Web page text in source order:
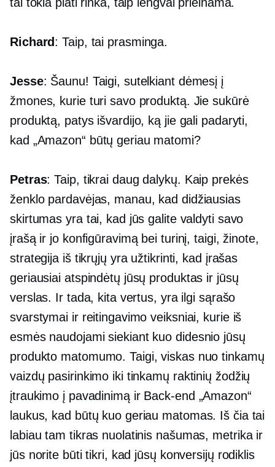
Richard: Taip, tai prasminga.
Jesse: Šaunu! Taigi, sutelkiant dėmesį į
žmones, kurie turi savo produktą. Jie sukūrė
produktą, patys išvardijo, ką jie gali padaryti,
kad „Amazon“ būtų geriau matomi?
Petras: Taip, tikrai daug dalykų. Kaip prekės
ženklo pardavėjas, manau, kad didžiausias
skirtumas yra tai, kad jūs galite valdyti savo
įrašą ir jo konfigūravimą bei turinį, taigi, žinote,
strategija iš tikrųjų yra užtikrinti, kad įrašas
geriausiai atspindėtų jūsų produktas ir jūsų
verslas. Ir tada, kita vertus, yra ilgi sąrašo
svarstymai ir reitingavimo veiksniai, kurie iš
esmės naudojami siekiant kuo didesnio jūsų
produkto matomumo. Taigi, viskas nuo tinkamų
vaizdų pasirinkimo iki tinkamų raktinių žodžių
įtraukimo į pavadinimą ir Back-end „Amazon“
laukus, kad būtų kuo geriau matomas. Iš čia tai
labiau tam tikras nuolatinis našumas, metrika ir
jūs norite būti tikri, kad jūsų konversijų rodiklis